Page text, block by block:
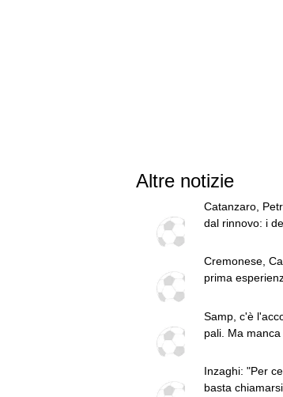
Altre notizie
Catanzaro,
dal rinnovo: i
Cremonese,
prima
Samp, c'è
pali. Ma manca
Inzaghi: "Per
basta